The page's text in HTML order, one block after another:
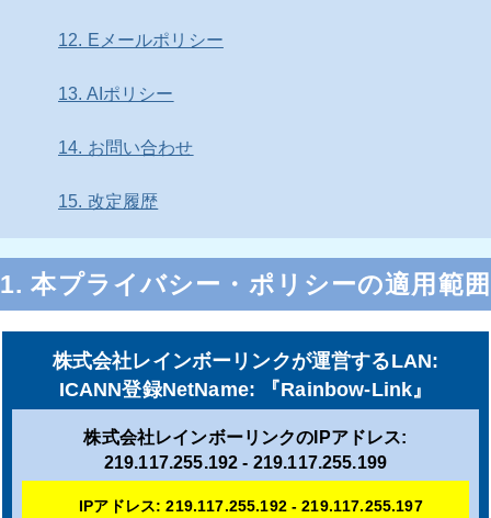
12. Eメールポリシー
13. AIポリシー
14. お問い合わせ
15. 改定履歴
1. 本プライバシー・ポリシーの適用範囲
株式会社レインボーリンクが運営するLAN:
ICANN登録NetName: 『Rainbow-Link』
株式会社レインボーリンクのIPアドレス:
219.117.255.192 - 219.117.255.199
IPアドレス: 219.117.255.192 - 219.117.255.197